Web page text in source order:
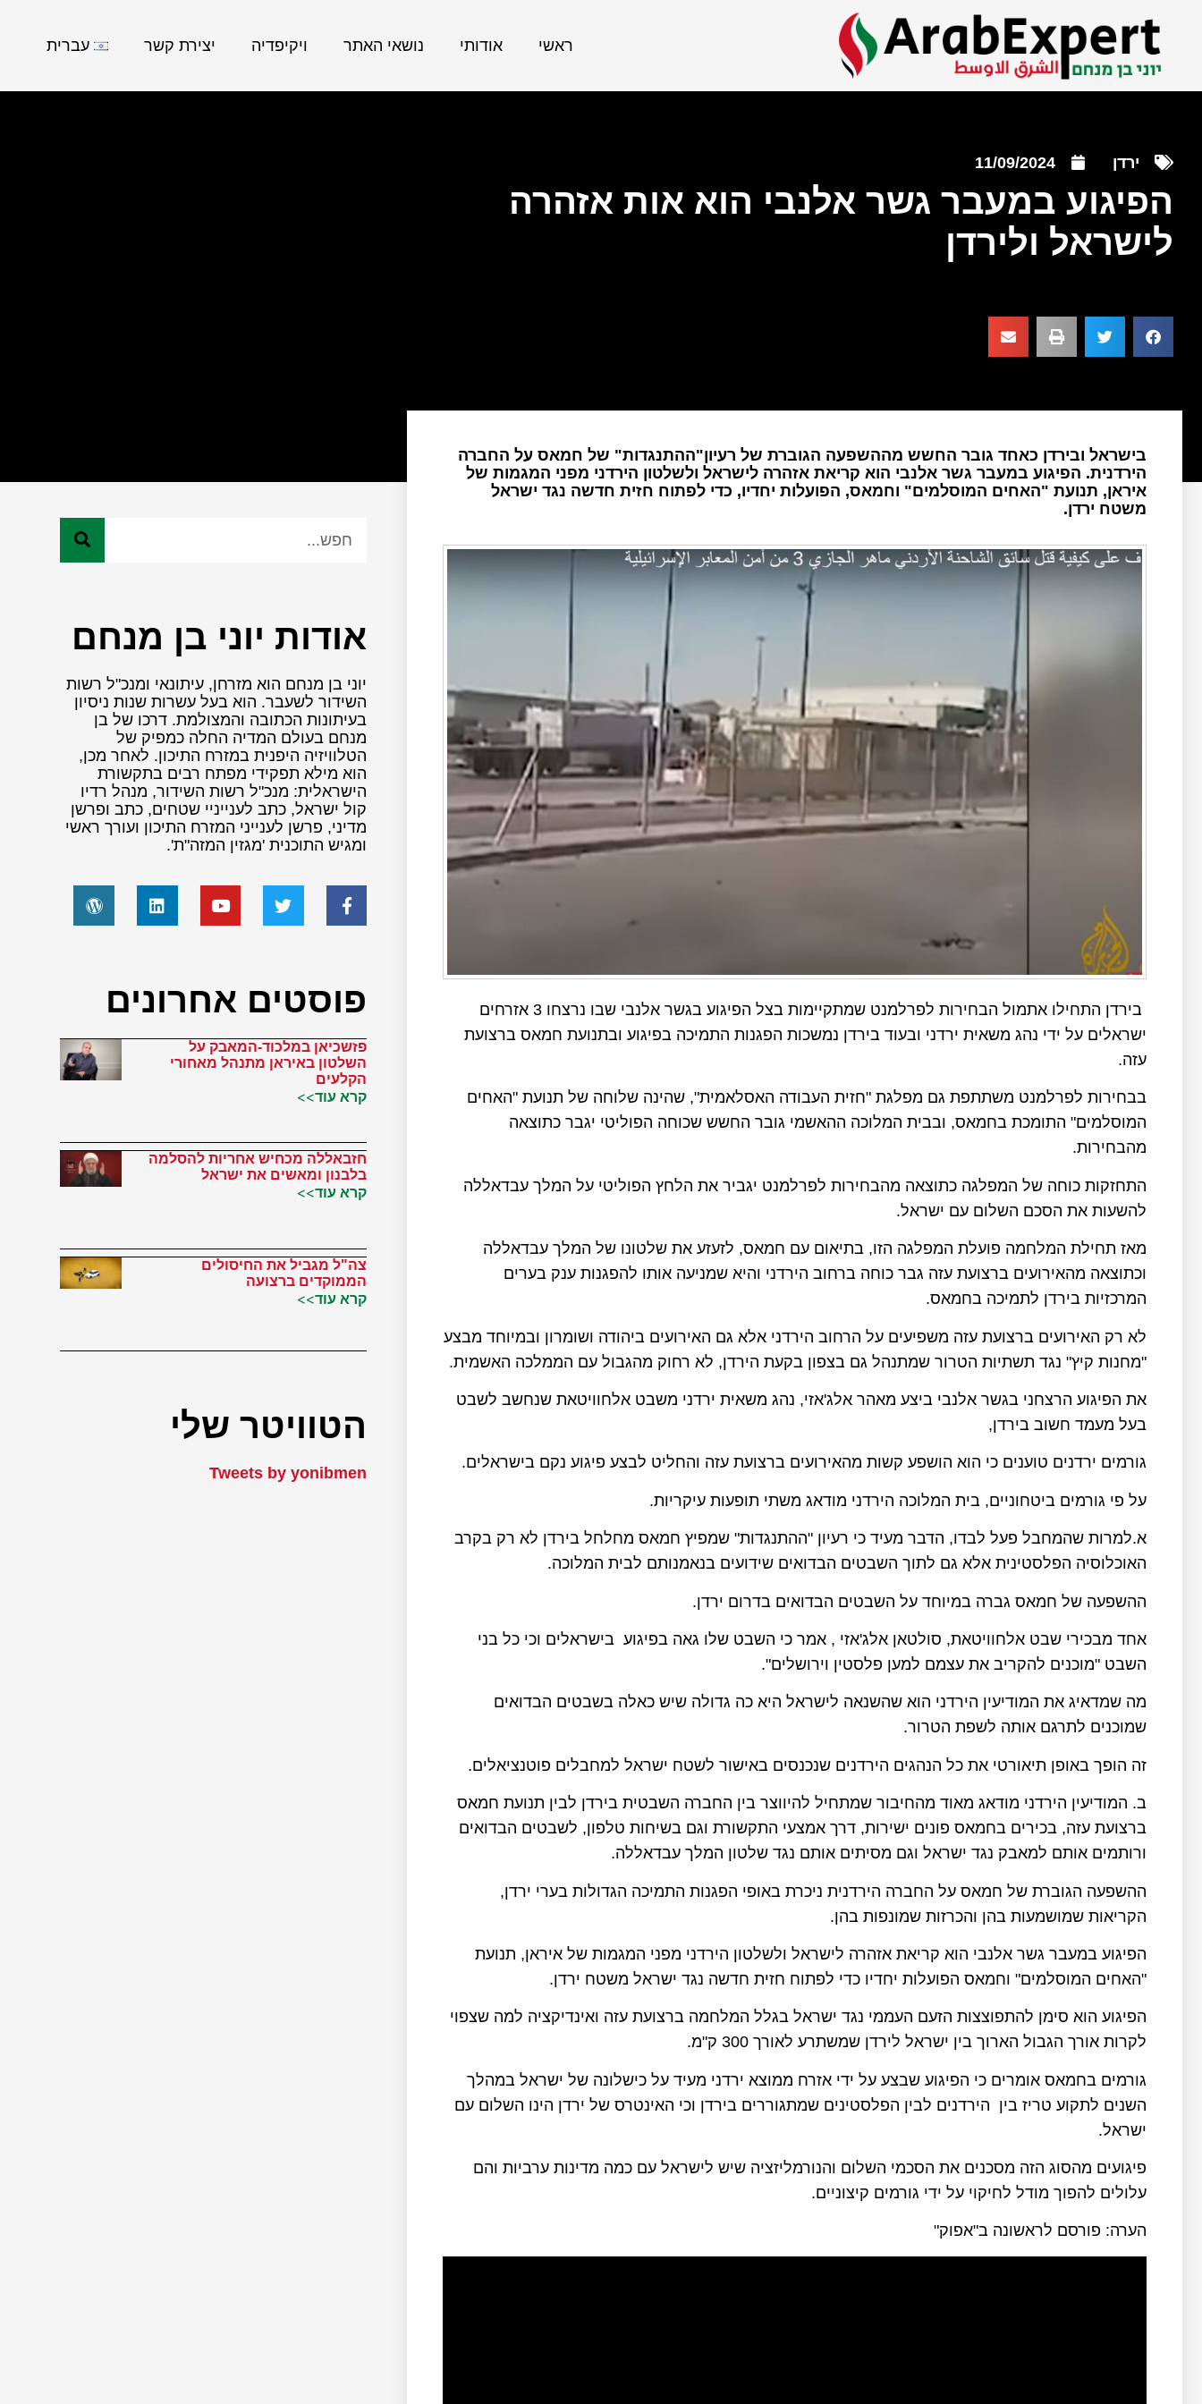
ראשי אודותי נושאי האתר ויקיפדיה יצירת קשר עברית
ירדן 11/09/2024
הפיגוע במעבר גשר אלנבי הוא אות אזהרה
לישראל ולירדן
בישראל ובירדן כאחד גובר החשש מההשפעה הגוברת של רעיון"ההתנגדות" של חמאס על החברה
הירדנית. הפיגוע במעבר גשר אלנבי הוא קריאת אזהרה לישראל ולשלטון הירדני מפני המגמות של
איראן, תנועת "האחים המוסלמים" וחמאס, הפועלות יחדיו, כדי לפתוח חזית חדשה נגד ישראל
משטח ירדן.
בירדן התחילו אתמול הבחירות לפרלמנט שמתקיימות בצל הפיגוע בגשר אלנבי שבו נרצחו 3 אזרחים
ישראלים על ידי נהג משאית ירדני ובעוד בירדן נמשכות הפגנות התמיכה בפיגוע ובתנועת חמאס ברצועת
עזה.
בבחירות לפרלמנט משתתפת גם מפלגת "חזית העבודה האסלאמית", שהינה שלוחה של תנועת "האחים
המוסלמים" התומכת בחמאס, ובבית המלוכה ההאשמי גובר החשש שכוחה הפוליטי יגבר כתוצאה
מהבחירות.
התחזקות כוחה של המפלגה כתוצאה מהבחירות לפרלמנט יגביר את הלחץ הפוליטי על המלך עבדאללה
להשעות את הסכם השלום עם ישראל.
מאז תחילת המלחמה פועלת המפלגה הזו, בתיאום עם חמאס, לזעזע את שלטונו של המלך עבדאללה
וכתוצאה מהאירועים ברצועת עזה גבר כוחה ברחוב הירדני והיא שמניעה אותו להפגנות ענק בערים
המרכזיות בירדן לתמיכה בחמאס.
לא רק האירועים ברצועת עזה משפיעים על הרחוב הירדני אלא גם האירועים ביהודה ושומרון ובמיוחד מבצע
"מחנות קיץ" נגד תשתיות הטרור שמתנהל גם בצפון בקעת הירדן, לא רחוק מהגבול עם הממלכה האשמית.
את הפיגוע הרצחני בגשר אלנבי ביצע מאהר אלג'אזי, נהג משאית ירדני משבט אלחוויטאת שנחשב לשבט
בעל מעמד חשוב בירדן,
גורמים ירדנים טוענים כי הוא הושפע קשות מהאירועים ברצועת עזה והחליט לבצע פיגוע נקם בישראלים.
על פי גורמים ביטחוניים, בית המלוכה הירדני מודאג משתי תופעות עיקריות.
א.למרות שהמחבל פעל לבדו, הדבר מעיד כי רעיון "ההתנגדות" שמפיץ חמאס מחלחל בירדן לא רק בקרב
האוכלוסיה הפלסטינית אלא גם לתוך השבטים הבדואים שידועים בנאמנותם לבית המלוכה.
ההשפעה של חמאס גברה במיוחד על השבטים הבדואים בדרום ירדן.
אחד מבכירי שבט אלחוויטאת, סולטאן אלג'אזי , אמר כי השבט שלו גאה בפיגוע בישראלים וכי כל בני
השבט "מוכנים להקריב את עצמם למען פלסטין וירושלים".
מה שמדאיג את המודיעין הירדני הוא שהשנאה לישראל היא כה גדולה שיש כאלה בשבטים הבדואים
שמוכנים לתרגם אותה לשפת הטרור.
זה הופך באופן תיאורטי את כל הנהגים הירדנים שנכנסים באישור לשטח ישראל למחבלים פוטנציאלים.
ב. המודיעין הירדני מודאג מאוד מהחיבור שמתחיל להיווצר בין החברה השבטית בירדן לבין תנועת חמאס
ברצועת עזה, בכירים בחמאס פונים ישירות, דרך אמצעי התקשורת וגם בשיחות טלפון, לשבטים הבדואים
ורותמים אותם למאבק נגד ישראל וגם מסיתים אותם נגד שלטון המלך עבדאללה.
ההשפעה הגוברת של חמאס על החברה הירדנית ניכרת באופי הפגנות התמיכה הגדולות בערי ירדן,
הקריאות שמושמעות בהן והכרזות שמונפות בהן.
הפיגוע במעבר גשר אלנבי הוא קריאת אזהרה לישראל ולשלטון הירדני מפני המגמות של איראן, תנועת
"האחים המוסלמים" וחמאס הפועלות יחדיו כדי לפתוח חזית חדשה נגד ישראל משטח ירדן.
הפיגוע הוא סימן להתפוצצות הזעם העממי נגד ישראל בגלל המלחמה ברצועת עזה ואינדיקציה למה שצפוי
לקרות אורך הגבול הארוך בין ישראל לירדן שמשתרע לאורך 300 ק"מ.
גורמים בחמאס אומרים כי הפיגוע שבצע על ידי אזרח ממוצא ירדני מעיד על כישלונה של ישראל במהלך
השנים לתקוע טריז בין הירדנים לבין הפלסטינים שמתגוררים בירדן וכי האינטרס של ירדן הינו השלום עם
ישראל.
פיגועים מהסוג הזה מסכנים את הסכמי השלום והנורמליזציה שיש לישראל עם כמה מדינות ערביות והם
עלולים להפוך מודל לחיקוי על ידי גורמים קיצוניים.
הערה: פורסם לראשונה ב"אפוק"
אודות יוני בן מנחם
יוני בן מנחם הוא מזרחן, עיתונאי ומנכ"ל רשות
השידור לשעבר. הוא בעל עשרות שנות ניסיון
בעיתונות הכתובה והמצולמת. דרכו של בן
מנחם בעולם המדיה החלה כמפיק של
הטלוויזיה היפנית במזרח התיכון. לאחר מכן,
הוא מילא תפקידי מפתח רבים בתקשורת
הישראלית: מנכ"ל רשות השידור, מנהל רדיו
קול ישראל, כתב לענייניי שטחים, כתב ופרשן
מדיני, פרשן לענייני המזרח התיכון ועורך ראשי
ומגיש התוכנית 'מגזין המזה"ת'.
פוסטים אחרונים
פזשכיאן במלכוד-המאבק על
השלטון באיראן מתנהל מאחורי
הקלעים
קרא עוד>>
חזבאללה מכחיש אחריות להסלמה
בלבנון ומאשים את ישראל
קרא עוד>>
צה"ל מגביל את החיסולים
הממוקדים ברצועה
קרא עוד>>
הטוויטר שלי
Tweets by yonibmen